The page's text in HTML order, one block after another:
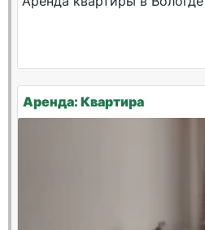
Аренда: Квартира